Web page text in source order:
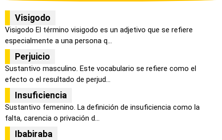
Visigodo
Visigodo El término visigodo es un adjetivo que se refiere
especialmente a una persona q...
Perjuicio
Sustantivo masculino. Este vocabulario se refiere como el
efecto o el resultado de perjud...
Insuficiencia
Sustantivo femenino. La definición de insuficiencia como la
falta, carencia o privación d...
Ibabiraba